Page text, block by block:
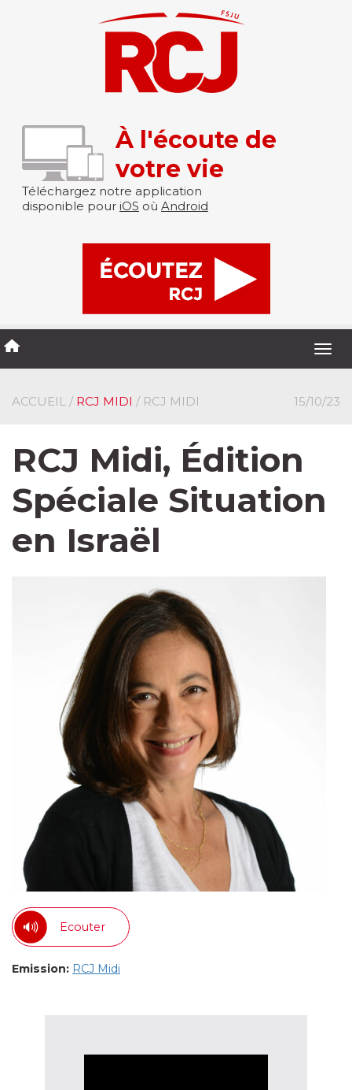
À l'écoute de
votre vie
Téléchargez notre application
disponible pour iOS où Android
ACCUEIL / RCJ MIDI / RCJ MIDI 15/10/23
RCJ Midi, Édition
Spéciale Situation
en Israël
Ecouter
Emission: RCJ Midi